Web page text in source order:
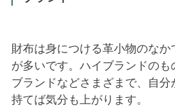
財布は身につける革小物のな
が多いです。ハイブランドの
ブランドなどさまざまで、自
持てば気分も上がります。